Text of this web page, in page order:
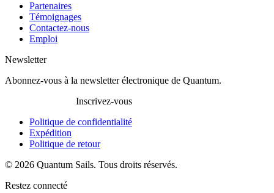
Partenaires
Témoignages
Contactez-nous
Emploi
Newsletter
Abonnez-vous à la newsletter électronique de Quantum.
Inscrivez-vous
Politique de confidentialité
Expédition
Politique de retour
© 2026 Quantum Sails. Tous droits réservés.
Restez connecté